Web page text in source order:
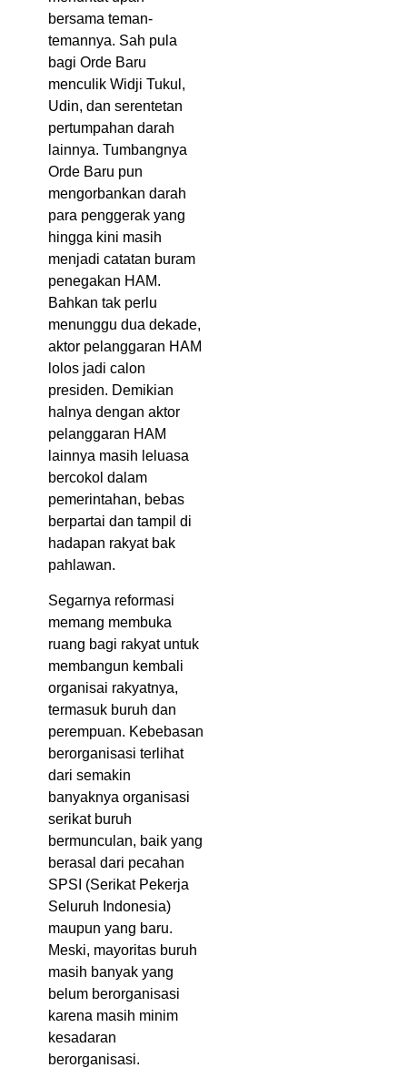
bersama teman-
temannya. Sah pula
bagi Orde Baru
menculik Widji Tukul,
Udin, dan serentetan
pertumpahan darah
lainnya. Tumbangnya
Orde Baru pun
mengorbankan darah
para penggerak yang
hingga kini masih
menjadi catatan buram
penegakan HAM.
Bahkan tak perlu
menunggu dua dekade,
aktor pelanggaran HAM
lolos jadi calon
presiden. Demikian
halnya dengan aktor
pelanggaran HAM
lainnya masih leluasa
bercokol dalam
pemerintahan, bebas
berpartai dan tampil di
hadapan rakyat bak
pahlawan.
Segarnya reformasi
memang membuka
ruang bagi rakyat untuk
membangun kembali
organisai rakyatnya,
termasuk buruh dan
perempuan. Kebebasan
berorganisasi terlihat
dari semakin
banyaknya organisasi
serikat buruh
bermunculan, baik yang
berasal dari pecahan
SPSI (Serikat Pekerja
Seluruh Indonesia)
maupun yang baru.
Meski, mayoritas buruh
masih banyak yang
belum berorganisasi
karena masih minim
kesadaran
berorganisasi.